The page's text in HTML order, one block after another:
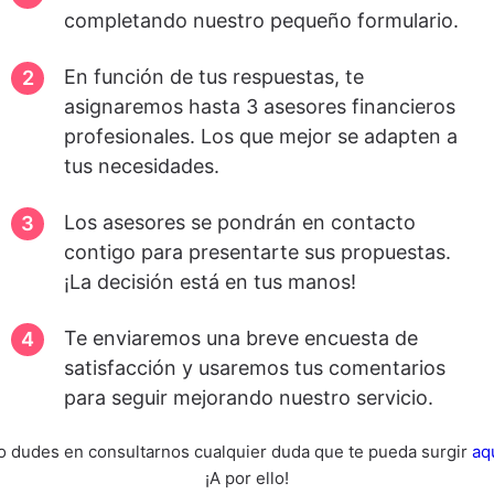
completando nuestro pequeño formulario.
En función de tus respuestas, te
asignaremos hasta 3 asesores financieros
profesionales. Los que mejor se adapten a
tus necesidades.
Los asesores se pondrán en contacto
contigo para presentarte sus propuestas.
¡La decisión está en tus manos!
Te enviaremos una breve encuesta de
satisfacción y usaremos tus comentarios
para seguir mejorando nuestro servicio.
dudes en consultarnos cualquier duda que te pueda surgir
¡A por ello!